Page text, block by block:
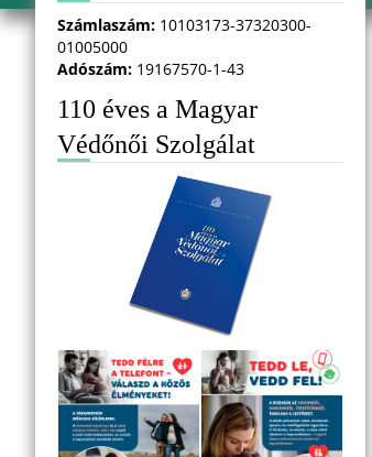
Számlaszám: 10103173-37320300-
01005000
Adószám: 19167570-1-43
110 éves a Magyar
Védőnői Szolgálat